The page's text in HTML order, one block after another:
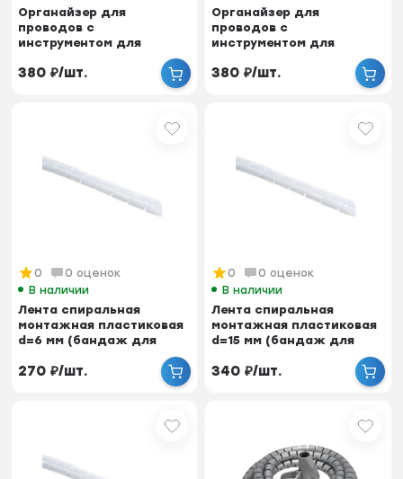
Органайзер для
проводов с
инструментом для
пластик, серый,...
380 ₽/шт.
Органайзер для
проводов с
инструментом для
пластик, черный...
380 ₽/шт.
0
0 оценок
В наличии
Лента спиральная
монтажная пластиковая
d=6 мм (бандаж для
270 ₽/шт.
0
0 оценок
В наличии
Лента спиральная
монтажная пластиковая
d=15 мм (бандаж для
340 ₽/шт.